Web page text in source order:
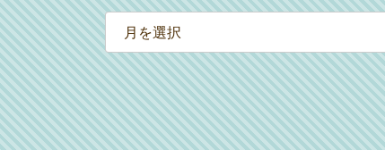
ア
ー
カ
イ
ブ